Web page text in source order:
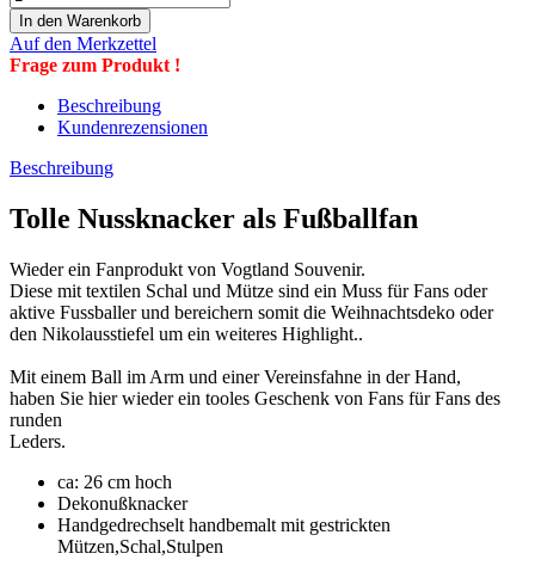
Auf den Merkzettel
Frage zum Produkt !
Beschreibung
Kundenrezensionen
Beschreibung
Tolle Nussknacker als Fußballfan
Wieder ein Fanprodukt von Vogtland Souvenir.
Diese mit textilen Schal und Mütze sind ein Muss für Fans oder
aktive Fussballer und bereichern somit die Weihnachtsdeko oder
den Nikolausstiefel um ein weiteres Highlight..
Mit einem Ball im Arm und einer Vereinsfahne in der Hand,
haben Sie hier wieder ein tooles Geschenk von Fans für Fans des
runden
Leders.
ca: 26 cm hoch
Dekonußknacker
Handgedrechselt handbemalt mit gestrickten
Mützen,Schal,Stulpen